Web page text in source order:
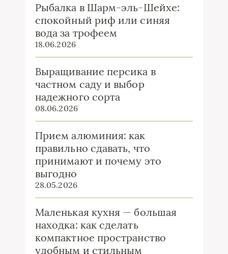
Рыбалка в Шарм-эль-Шейхе:
спокойный риф или синяя
вода за трофеем
18.06.2026
Выращивание персика в
частном саду и выбор
надежного сорта
08.06.2026
Прием алюминия: как
правильно сдавать, что
принимают и почему это
выгодно
28.05.2026
Маленькая кухня — большая
находка: как сделать
компактное пространство
удобным и стильным